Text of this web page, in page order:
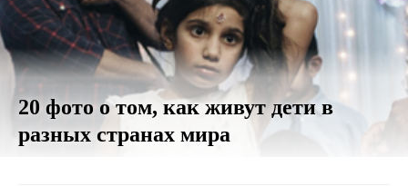
20 фото о том, как живут дети в
разных странах мира